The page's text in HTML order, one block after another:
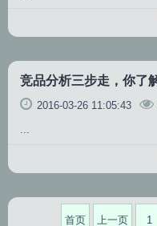
竞品分析三步走，你了
2016-03-26 11:05:43
...
首页 上一页 1